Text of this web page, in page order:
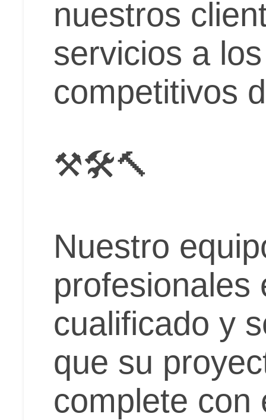
nuestros
servicios a
competitivos
⚒️🛠️🔨
Nuestro
profesionales
cualificado y
que su
complete con